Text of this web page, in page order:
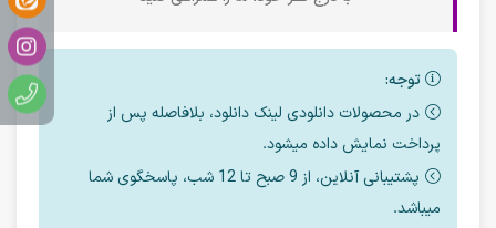
توجه:
در محصولات دانلودی لینک دانلود، بلافاصله پس از
پرداخت نمایش داده میشود.
پشتیبانی آنلاین، از 9 صبح تا 12 شب، پاسخگوی شما
میباشد.